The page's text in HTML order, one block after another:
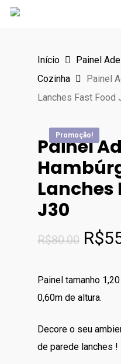
Skip
Início
Painel
Cozinha
Painel
Lanches Fast Food
Painel
Lanches
J30
R$80.00 O
era:
R$
Painel tamanho
0,60m de altura.
Decore o seu
de parede lanches !
Promoção!
Promoção!
Promoção!
Promoção!